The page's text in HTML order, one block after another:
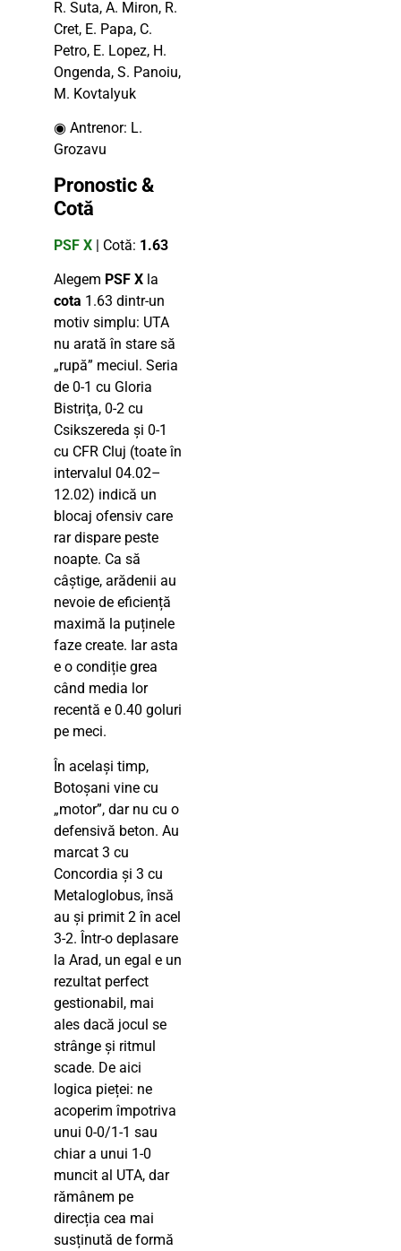
R. Suta, A. Miron, R.
Cret, E. Papa, C.
Petro, E. Lopez, H.
Ongenda, S. Panoiu,
M. Kovtalyuk
◉ Antrenor: L.
Grozavu
Pronostic &
Cotă
PSF X | Cotă: 1.63
Alegem PSF X la
cota 1.63 dintr-un
motiv simplu: UTA
nu arată în stare să
„rupă” meciul. Seria
de 0-1 cu Gloria
Bistriţa, 0-2 cu
Csikszereda și 0-1
cu CFR Cluj (toate în
intervalul 04.02–
12.02) indică un
blocaj ofensiv care
rar dispare peste
noapte. Ca să
câștige, arădenii au
nevoie de eficiență
maximă la puținele
faze create. Iar asta
e o condiție grea
când media lor
recentă e 0.40 goluri
pe meci.
În același timp,
Botoșani vine cu
„motor”, dar nu cu o
defensivă beton. Au
marcat 3 cu
Concordia și 3 cu
Metaloglobus, însă
au și primit 2 în acel
3-2. Într-o deplasare
la Arad, un egal e un
rezultat perfect
gestionabil, mai
ales dacă jocul se
strânge și ritmul
scade. De aici
logica pieței: ne
acoperim împotriva
unui 0-0/1-1 sau
chiar a unui 1-0
muncit al UTA, dar
rămânem pe
direcția cea mai
susținută de formă